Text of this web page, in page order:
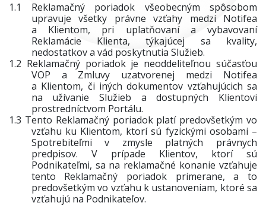
1.1 Reklamačný poriadok všeobecným spôsobom
upravuje všetky právne vzťahy medzi Notifea
a Klientom, pri uplatňovaní a vybavovaní
Reklamácie Klienta, týkajúcej sa kvality,
nedostatkov a vád poskytnutia Služieb.
1.2 Reklamačný poriadok je neoddeliteľnou súčasťou
VOP a Zmluvy uzatvorenej medzi Notifea
a Klientom, či iných dokumentov vzťahujúcich sa
na užívanie Služieb a dostupných Klientovi
prostredníctvom Portálu.
1.3 Tento Reklamačný poriadok platí predovšetkým vo
vzťahu ku Klientom, ktorí sú fyzickými osobami –
Spotrebiteľmi v zmysle platných právnych
predpisov. V prípade Klientov, ktorí sú
Podnikateľmi, sa na reklamačné konanie vzťahuje
tento Reklamačný poriadok primerane, a to
predovšetkým vo vzťahu k ustanoveniam, ktoré sa
vzťahujú na Podnikateľov.